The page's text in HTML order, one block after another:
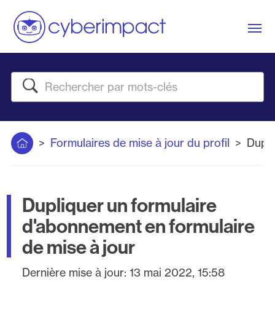
Rechercher
Accueil Formulaires de mise à jour du profil
Dupliquer un formulaire
d'abonnement en formulaire
de mise à jour
Dernière mise à jour: 13 mai 2022, 15:58